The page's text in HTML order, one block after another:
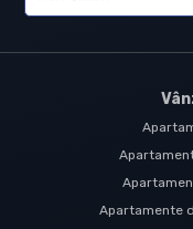
Apartamente